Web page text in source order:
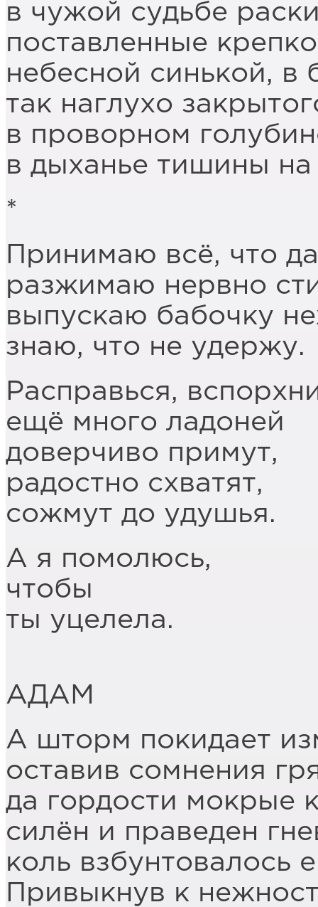
в чужой судьбе
поставленные
небесной синькой, в
так наглухо
в проворном
в дыханье тишины на
*
Принимаю всё, что
разжимаю нервно
выпускаю бабочку
знаю, что не удержу.
Расправься,
ещё много ладоней
доверчиво примут,
радостно схватят,
сожмут до удушья.
А я помолюсь,
чтобы
ты уцелела.
АДАМ
А шторм покидает
оставив сомнения
да гордости мокрые
силён и праведен
коль взбунтовалось
Привыкнув к